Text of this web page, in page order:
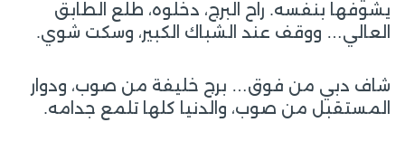
يشوفها بنفسه. راح البرج، دخلوه، طلع الطابق
العالي… ووقف عند الشباك الكبير، وسكت شوي.
شاف دبي من فوق… برج خليفة من صوب، ودوار
المستقبل من صوب، والدنيا كلها تلمع جدامه.